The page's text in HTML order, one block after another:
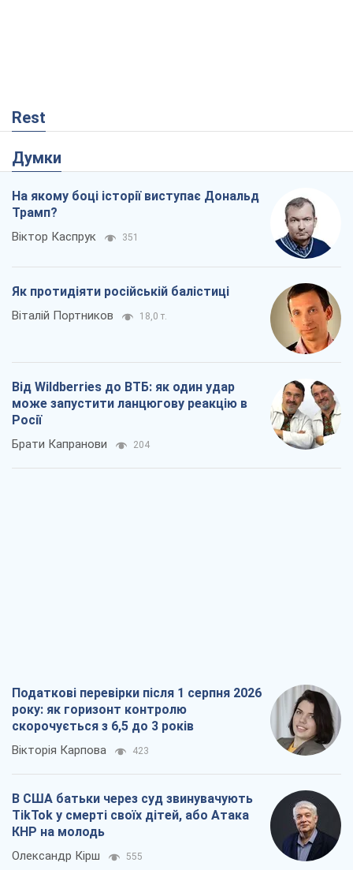
Rest
Думки
На якому боці історії виступає Дональд
Трамп?
Віктор Каспрук 351
Як протидіяти російській балістиці
Віталій Портников 18,0 т.
Від Wildberries до ВТБ: як один удар
може запустити ланцюгову реакцію в
Росії
Брати Капранови 204
Податкові перевірки після 1 серпня 2026
року: як горизонт контролю
скорочується з 6,5 до 3 років
Вікторія Карпова 423
В США батьки через суд звинувачують
TikTok у смерті своїх дітей, або Атака
КНР на молодь
Олександр Кірш 555